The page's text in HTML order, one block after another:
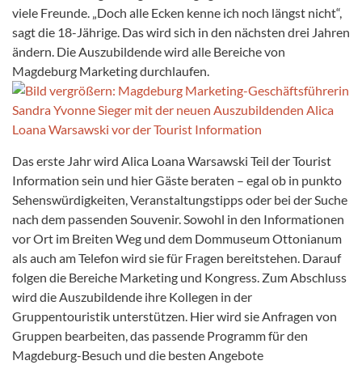
viele Freunde. „Doch alle Ecken kenne ich noch längst nicht“,
sagt die 18-Jährige. Das wird sich in den nächsten drei Jahren
ändern. Die Auszubildende wird alle Bereiche von
Magdeburg Marketing durchlaufen.
Das erste Jahr wird Alica Loana Warsawski Teil der Tourist
Information sein und hier Gäste beraten – egal ob in punkto
Sehenswürdigkeiten, Veranstaltungstipps oder bei der Suche
nach dem passenden Souvenir. Sowohl in den Informationen
vor Ort im Breiten Weg und dem Dommuseum Ottonianum
als auch am Telefon wird sie für Fragen bereitstehen. Darauf
folgen die Bereiche Marketing und Kongress. Zum Abschluss
wird die Auszubildende ihre Kollegen in der
Gruppentouristik unterstützen. Hier wird sie Anfragen von
Gruppen bearbeiten, das passende Programm für den
Magdeburg-Besuch und die besten Angebote